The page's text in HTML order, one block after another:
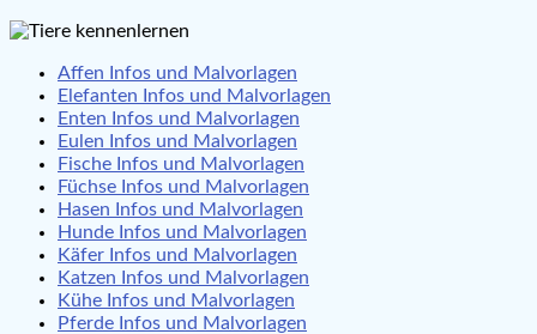
Affen Infos und Malvorlagen
Elefanten Infos und Malvorlagen
Enten Infos und Malvorlagen
Eulen Infos und Malvorlagen
Fische Infos und Malvorlagen
Füchse Infos und Malvorlagen
Hasen Infos und Malvorlagen
Hunde Infos und Malvorlagen
Käfer Infos und Malvorlagen
Katzen Infos und Malvorlagen
Kühe Infos und Malvorlagen
Pferde Infos und Malvorlagen